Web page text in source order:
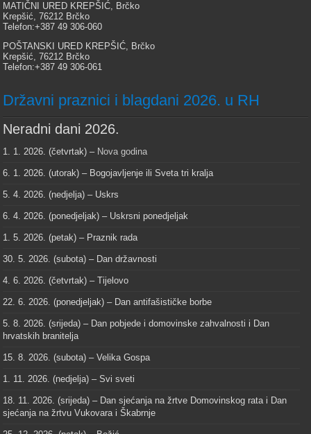
MATIČNI URED KREPŠIĆ, Brčko
Krepšić, 76212 Brčko
Telefon:+387 49 306-060
POŠTANSKI URED KREPŠIĆ, Brčko
Krepšić, 76212 Brčko
Telefon:+387 49 306-061
Državni praznici i blagdani 2026. u RH
Neradni dani 2026.
1. 1. 2026. (četvrtak) – Nova godina
6. 1. 2026. (utorak) – Bogojavljenje ili Sveta tri kralja
5. 4. 2026. (nedjelja) – Uskrs
6. 4. 2026. (ponedjeljak) – Uskrsni ponedjeljak
1. 5. 2026. (petak) – Praznik rada
30. 5. 2026. (subota) – Dan državnosti
4. 6. 2026. (četvrtak) – Tijelovo
22. 6. 2026. (ponedjeljak) – Dan antifašističke borbe
5. 8. 2026. (srijeda) – Dan pobjede i domovinske zahvalnosti i Dan
hrvatskih branitelja
15. 8. 2026. (subota) – Velika Gospa
1. 11. 2026. (nedjelja) – Svi sveti
18. 11. 2026. (srijeda) – Dan sjećanja na žrtve Domovinskog rata i Dan
sjećanja na žrtvu Vukovara i Škabrnje